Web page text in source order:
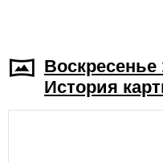
Воскресенье
История